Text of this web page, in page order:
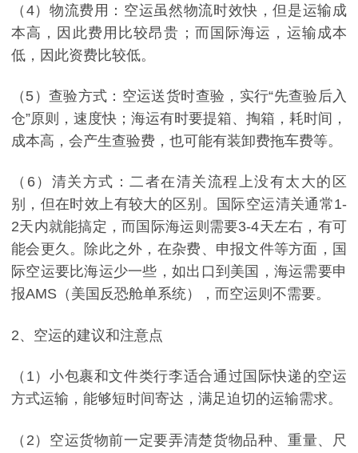
（4）物流费用：空运虽然物流时效快，但是运输成
本高，因此费用比较昂贵；而国际海运，运输成本
低，因此资费比较低。
（5）查验方式：空运送货时查验，实行“先查验后入
仓”原则，速度快；海运有时要提箱、掏箱，耗时间，
成本高，会产生查验费，也可能有装卸费拖车费等。
（6）清关方式：二者在清关流程上没有太大的区
别，但在时效上有较大的区别。国际空运清关通常1-
2天内就能搞定，而国际海运则需要3-4天左右，有可
能会更久。除此之外，在杂费、申报文件等方面，国
际空运要比海运少一些，如出口到美国，海运需要申
报AMS（美国反恐舱单系统），而空运则不需要。
2、空运的建议和注意点
（1）小包裹和文件类行李适合通过国际快递的空运
方式运输，能够短时间寄达，满足迫切的运输需求。
（2）空运货物前一定要弄清楚货物品种、重量、尺